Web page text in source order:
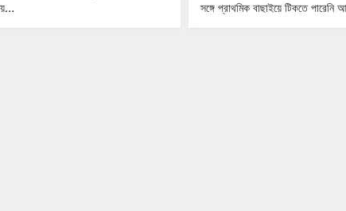
সঙ্গে প্রাথমিক বাছাইয়ে টিকতে